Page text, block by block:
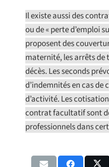
Il existe aussi des
ou de « perte d’emploi
proposent des
maternité, les arrêts de
décès. Les seconds
d’indemnités en cas de
d’activité. Les
contrat facultatif sont
professionnels dans